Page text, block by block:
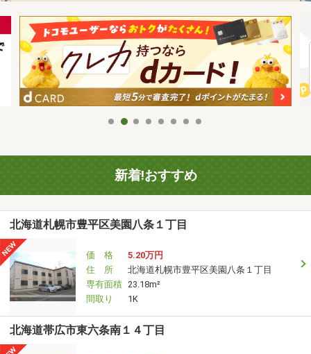
新着!おすすめ
北海道札幌市豊平区美園八条１丁目
価 格
5.20万円
住 所
北海道札幌市豊平区美園八条１丁目
専有面積 23.18m²
間取り
1K
北海道帯広市東六条南１４丁目